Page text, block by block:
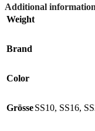
Additional information
Weight
Brand
Color
GrösseSS10, SS16,